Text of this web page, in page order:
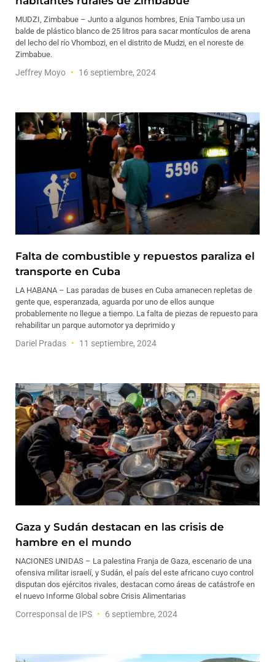
MUDZI, Zimbabue – Junto a algunos hombres, Enia Tambo usa un
balde de plástico blanco de 25 litros para sacar montículos de arena
del lecho del río Vhombozi, en el distrito de Mudzi, en el noreste de
Zimbabue.
Jeffrey Moyo 16 septiembre, 2024
Falta de combustible y repuestos paraliza el
transporte en Cuba
LA HABANA – Las paradas de buses en Cuba amanecen repletas de
gente que, esperanzada, aguarda por uno de ellos aunque
probablemente no llegue a tiempo. La falta de piezas de repuesto para
rehabilitar un parque automotor ya deprimido y
Dariel Pradas 11 septiembre, 2024
Gaza y Sudán destacan en las crisis de
hambre en el mundo
NACIONES UNIDAS – La palestina Franja de Gaza, escenario de una
ofensiva militar israelí, y Sudán, el país del este africano cuyo control
disputan dos ejércitos rivales, destacan como áreas de catástrofe en
el nuevo Informe Global sobre Crisis Alimentarias
Corresponsal de IPS 6 septiembre, 2024